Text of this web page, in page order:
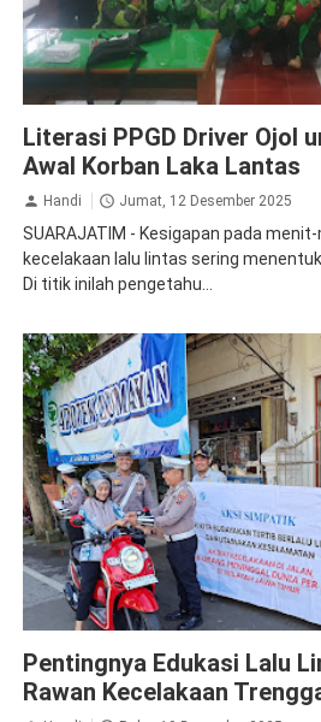
Literasi PPGD Driver Ojol
Awal Korban Laka Lantas
Handi Jumat, 12 Desember 2025
SUARAJATIM - Kesigapan pada
kecelakaan lalu lintas sering
Di titik inilah pengetahu...
Pentingnya Edukasi Lalu
Rawan Kecelakaan